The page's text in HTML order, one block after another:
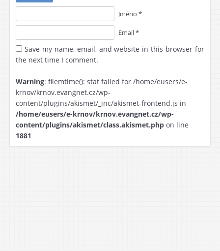
Jméno *
Email *
Save my name, email, and website in this browser for
the next time I comment.
Warning: filemtime(): stat failed for /home/eusers/e-
krnov/krnov.evangnet.cz/wp-
content/plugins/akismet/_inc/akismet-frontend.js in
/home/eusers/e-krnov/krnov.evangnet.cz/wp-
content/plugins/akismet/class.akismet.php on line
1881